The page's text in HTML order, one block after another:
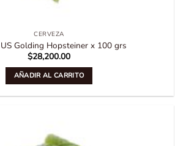
CERVEZA
Golding Hopsteiner x 100 grs
$28,200.00
AÑADIR AL CARRITO